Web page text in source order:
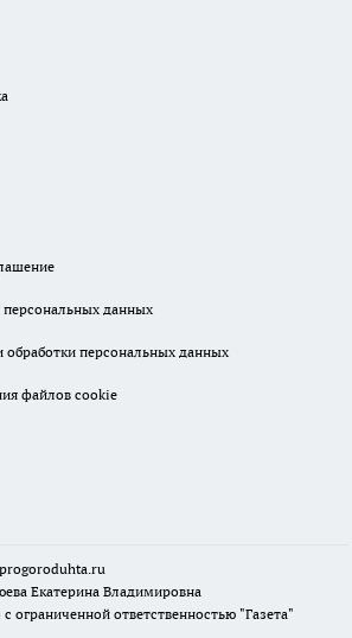
персональных данных
персональных данных
файлов cookie
Екатерина Владимировна
ограниченной ответственностью "Газета"